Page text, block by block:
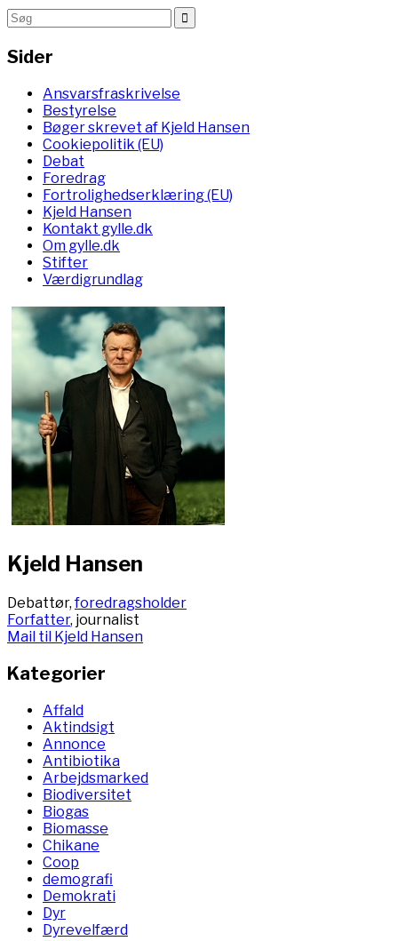
Sider
Ansvarsfraskrivelse
Bestyrelse
Bøger skrevet af Kjeld Hansen
Cookiepolitik (EU)
Debat
Foredrag
Fortrolighedserklæring (EU)
Kjeld Hansen
Kontakt gylle.dk
Om gylle.dk
Stifter
Værdigrundlag
Kjeld Hansen
Debattør,foredragsholder
Forfatter, journalist
Mail til Kjeld Hansen
Kategorier
Affald
Aktindsigt
Annonce
Antibiotika
Arbejdsmarked
Biodiversitet
Biogas
Biomasse
Chikane
Coop
demografi
Demokrati
Dyr
Dyrevelfærd